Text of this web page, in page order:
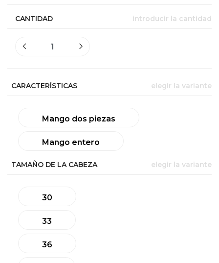
CANTIDAD introducir la cantidad
CARACTERÍSTICAS elegir la variante
Mango dos piezas
Mango entero
TAMAÑO DE LA CABEZA elegir la variante
30
33
36